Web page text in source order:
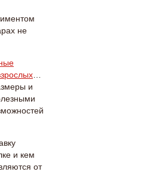
не
и
и кем
от